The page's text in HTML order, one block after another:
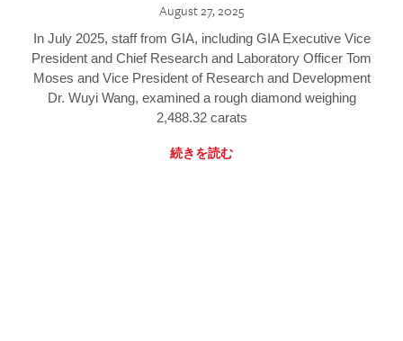
August 27, 2025
In July 2025, staff from GIA, including GIA Executive Vice
President and Chief Research and Laboratory Officer Tom
Moses and Vice President of Research and Development
Dr. Wuyi Wang, examined a rough diamond weighing
2,488.32 carats
続きを読む